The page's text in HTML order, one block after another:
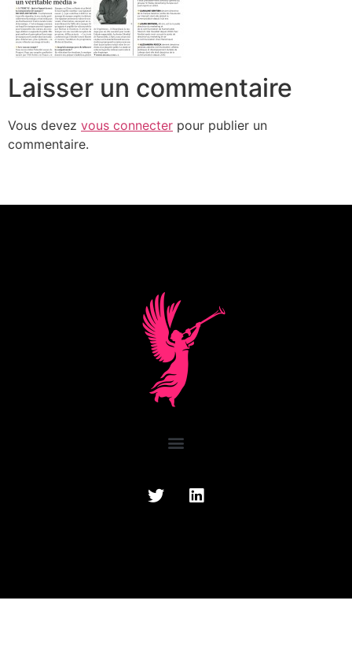
Laisser un commentaire
Vous devez vous connecter pour publier un
commentaire.